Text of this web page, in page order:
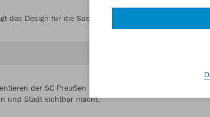
das Design für die Saison 2026/27.
der SC Preußen Münster und Ausrüster JAKO ein
und Stadt sichtbar macht.